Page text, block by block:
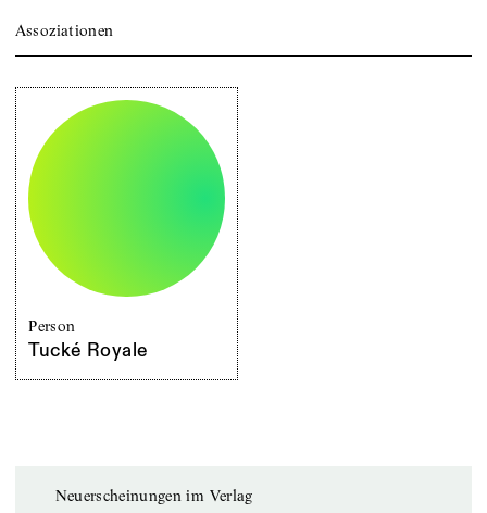
Assoziationen
Person
Tucké Royale
Neuerscheinungen im Verlag